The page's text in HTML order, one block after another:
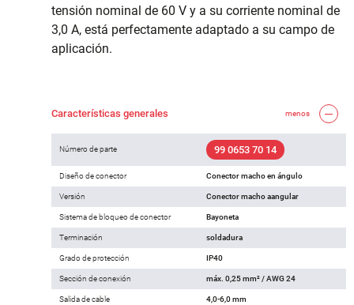
tensión nominal de 60 V y a su corriente nominal de
3,0 A, está perfectamente adaptado a su campo de
aplicación.
Características generales menos
Número de parte 99 0653 70 14
Diseño de conector Conector macho en ángulo
Versión Conector macho aangular
Sistema de bloqueo de conector Bayoneta
Terminación soldadura
Grado de protección IP40
Sección de conexión máx. 0,25 mm² / AWG 24
Salida de cable 4,0-6,0 mm